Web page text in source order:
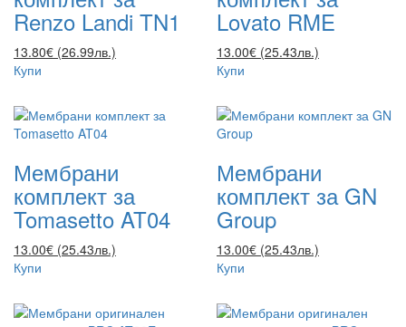
Renzo Landi TN1
13.80€ (26.99лв.)
Купи
Lovato RME
13.00€ (25.43лв.)
Купи
Мембрани
комплект за
Tomasetto AT04
13.00€ (25.43лв.)
Купи
Мембрани
комплект за GN
Group
13.00€ (25.43лв.)
Купи